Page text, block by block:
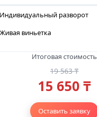
Индивидуальный разворот
Живая виньетка
Итоговая стоимость
19 563 ₸
15 650 ₸
Оставить заявку